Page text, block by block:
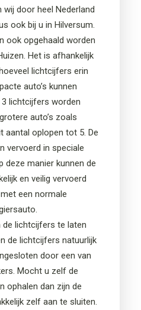
door heel Nederland
ook bij u in Hilversum.
ook opgehaald worden
Het is afhankelijk
lichtcijfers erin
auto’s kunnen
lichtcijfers worden
auto’s zoals
aantal oplopen tot 5. De
vervoerd in speciale
deze manier kunnen de
en veilig vervoerd
een normale
lichtcijfers te laten
de lichtcijfers natuurlijk
door een van
Mocht u zelf de
ophalen dan zijn de
zelf aan te sluiten.